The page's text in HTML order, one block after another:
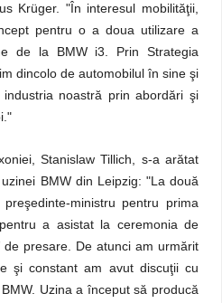
Krüger. "În interesul mobilităţii,
pentru o a doua utilizare a
de la BMW i3. Prin Strategia
dincolo de automobilul în sine şi
noastră prin abordări şi
Stanislaw Tillich, s-a arătat
BMW din Leipzig: "La două
ministru pentru prima
a asistat la ceremonia de
presare. De atunci am urmărit
şi constant am avut discuţii cu
Uzina a început să producă